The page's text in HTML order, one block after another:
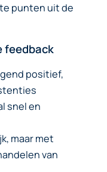
punten uit de
feedback
positief,
snel en
maar met
van